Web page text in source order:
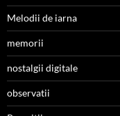
Melodii de iarna
memorii
nostalgii digitale
observatii